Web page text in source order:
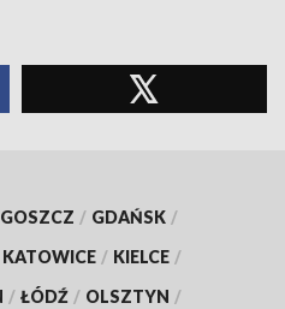
/ GDAŃSK /
KATOWICE / KIELCE /
/ ŁÓDŹ / OLSZTYN /